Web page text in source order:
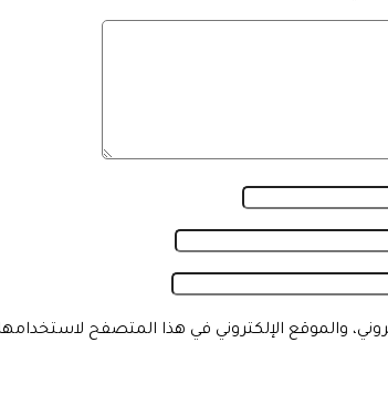
والموقع الإلكتروني في هذا المتصفح